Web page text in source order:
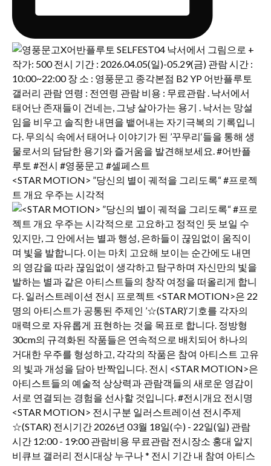
<STAR MOTION> ”당신의 별이 궤적을 그리도록“ #프로젝
트 개요 우주는 시각적